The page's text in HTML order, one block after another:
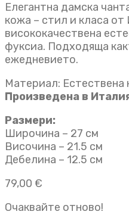
Елегантна дамска
кожа – стил и класа
висококачествена
фуксиа. Подходяща
ежедневието.
Материал: Естествена
Произведена в
Размери:
Широчина – 27 см
Височина – 21.5 см
Дебелина – 12.5 см
79,00 €
Очаквайте отново!